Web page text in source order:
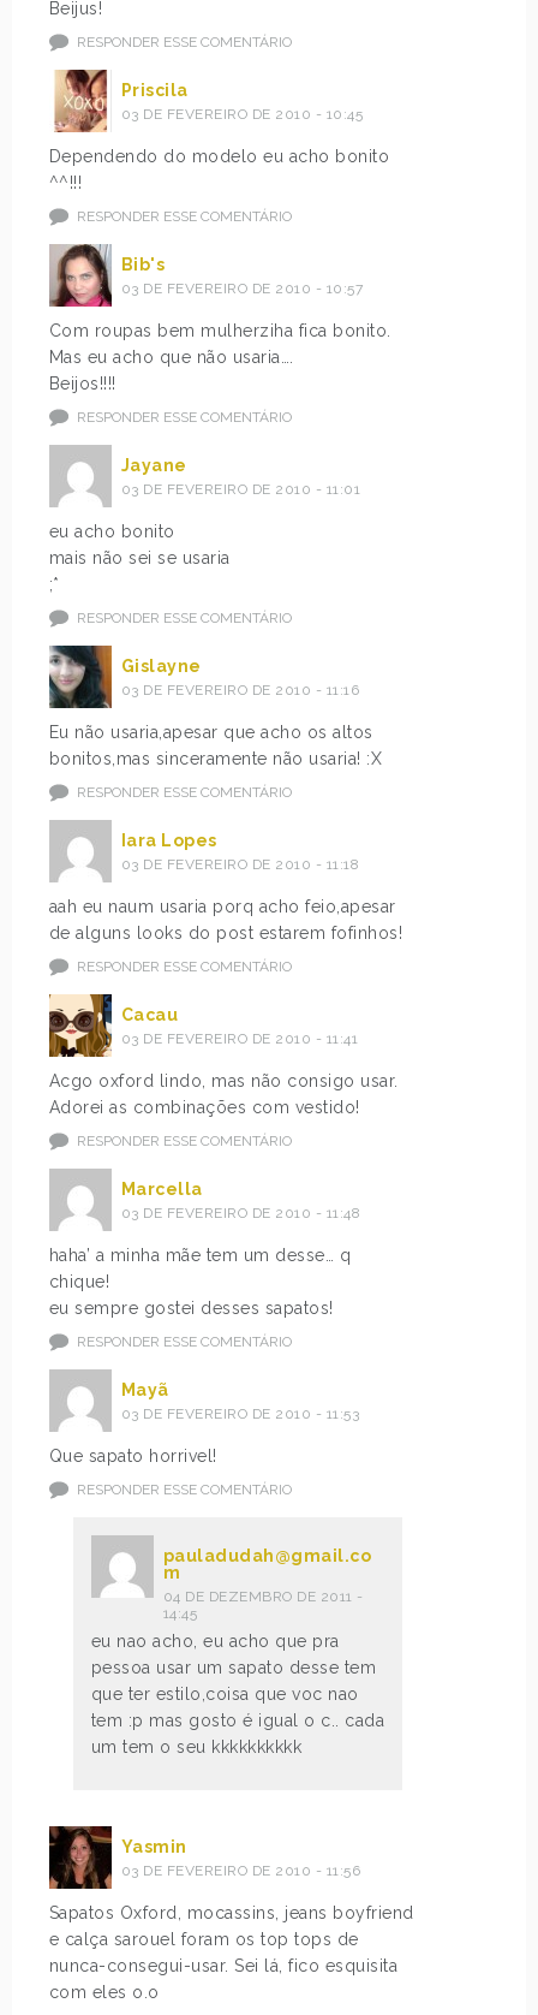
Beijus!
RESPONDER ESSE COMENTÁRIO
Priscila
03 DE FEVEREIRO DE 2010 - 10:45
Dependendo do modelo eu acho bonito
^^!!!
RESPONDER ESSE COMENTÁRIO
Bib's
03 DE FEVEREIRO DE 2010 - 10:57
Com roupas bem mulherziha fica bonito.
Mas eu acho que não usaria….
Beijos!!!!
RESPONDER ESSE COMENTÁRIO
Jayane
03 DE FEVEREIRO DE 2010 - 11:01
eu acho bonito
mais não sei se usaria
;*
RESPONDER ESSE COMENTÁRIO
Gislayne
03 DE FEVEREIRO DE 2010 - 11:16
Eu não usaria,apesar que acho os altos
bonitos,mas sinceramente não usaria! :X
RESPONDER ESSE COMENTÁRIO
Iara Lopes
03 DE FEVEREIRO DE 2010 - 11:18
aah eu naum usaria porq acho feio,apesar
de alguns looks do post estarem fofinhos!
RESPONDER ESSE COMENTÁRIO
Cacau
03 DE FEVEREIRO DE 2010 - 11:41
Acgo oxford lindo, mas não consigo usar.
Adorei as combinações com vestido!
RESPONDER ESSE COMENTÁRIO
Marcella
03 DE FEVEREIRO DE 2010 - 11:48
haha’ a minha mãe tem um desse… q
chique!
eu sempre gostei desses sapatos!
RESPONDER ESSE COMENTÁRIO
Mayã
03 DE FEVEREIRO DE 2010 - 11:53
Que sapato horrivel!
RESPONDER ESSE COMENTÁRIO
pauladudah@gmail.co
m
04 DE DEZEMBRO DE 2011 -
14:45
eu nao acho, eu acho que pra
pessoa usar um sapato desse tem
que ter estilo,coisa que voc nao
tem :p mas gosto é igual o c.. cada
um tem o seu kkkkkkkkkk
Yasmin
03 DE FEVEREIRO DE 2010 - 11:56
Sapatos Oxford, mocassins, jeans boyfriend
e calça sarouel foram os top tops de
nunca-consegui-usar. Sei lá, fico esquisita
com eles o.o